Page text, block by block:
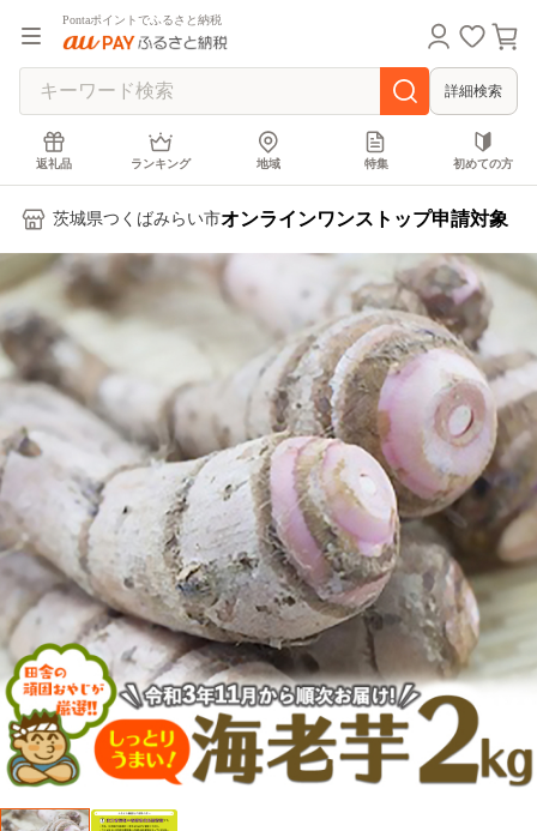
Pontaポイントでふるさと納税
詳細検索
返礼品 ランキング 地域 特集 初めての方
茨城県つくばみらい市オンラインワンストップ申請対象